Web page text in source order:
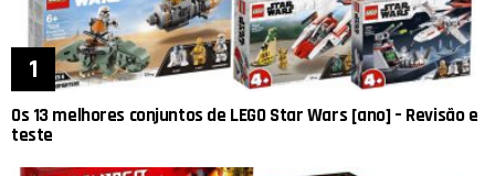
Os 13 melhores conjuntos de LEGO Star Wars [ano] – Revisão e
teste